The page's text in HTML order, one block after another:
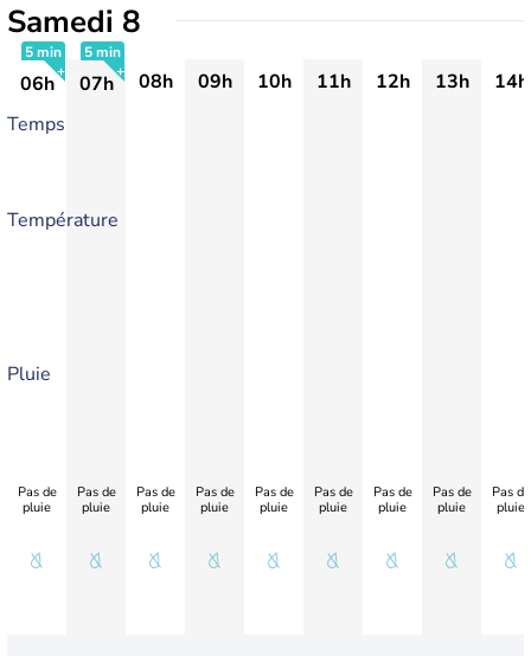
Samedi 8
5 min
06h
5 min
07h 08h 09h 10h 11h 12h 13h
14h
Temps
Température
Pluie
Pas de
pluie
Pas de
pluie
Pas de
pluie
Pas de
pluie
Pas de
pluie
Pas de
pluie
Pas de
pluie
Pas de
pluie
Pas de
pluie